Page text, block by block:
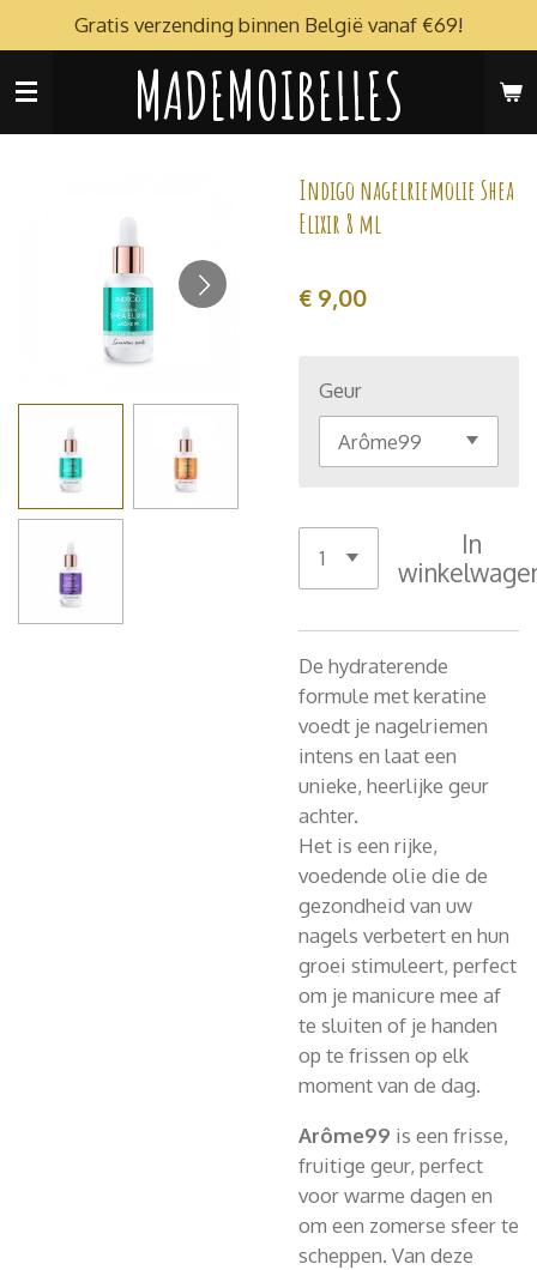
direct
naar
MADEMOIBELLES
Gratis verzending binnen België vanaf €69!
Indigo nagelriemolie Shea
Elixir 8 ml
€ 9,00
Geur
In
De hydraterende
formule met keratine
voedt je nagelriemen
intens en laat een
unieke, heerlijke geur
achter.
Het is een rijke,
voedende olie die de
gezondheid van uw
nagels verbetert en hun
groei stimuleert, perfect
om je manicure mee af
te sluiten of je handen
op te frissen op elk
moment van de dag.
Arôme99 is een frisse,
fruitige geur, perfect
voor warme dagen en
om een zomerse sfeer te
scheppen. Van deze